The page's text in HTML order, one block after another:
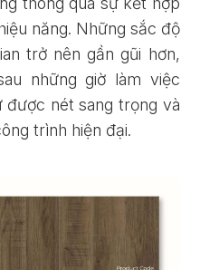
năng. Những sắc độ
trở nên gần gũi hơn,
những giờ làm việc
được nét sang trọng và
trình hiện đại.
ĐĂNG NHẬP